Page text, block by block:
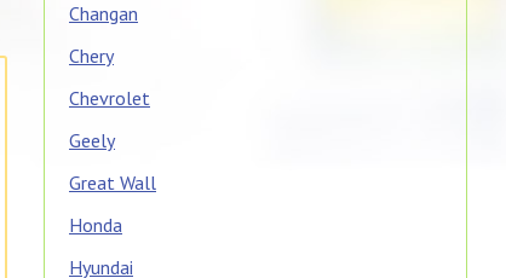
Changan
Chery
Chevrolet
Geely
Great Wall
Honda
Hyundai